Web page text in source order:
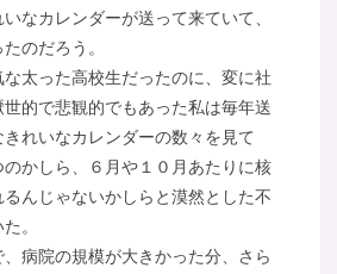
なカレンダーが送って来ていて、
のだろう。
太った高校生だったのに、変に社
的で悲観的でもあった私は毎年送
れいなカレンダーの数々を見て
かしら、６月や１０月あたりに核
んじゃないかしらと漠然とした不
。
病院の規模が大きかった分、さら